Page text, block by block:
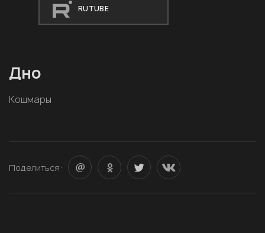
RUTUBE
Дно
Кошмары
Поделиться: